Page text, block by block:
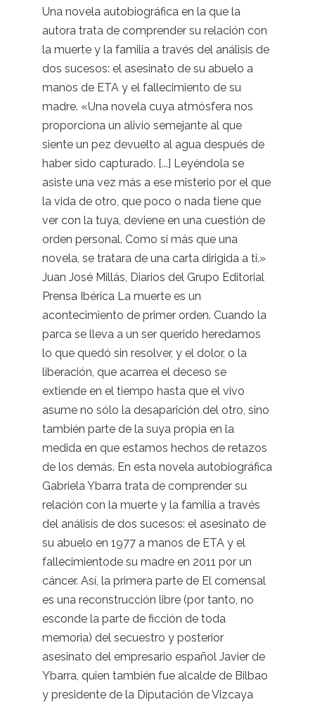
Una novela autobiográfica en la que la
autora trata de comprender su relación con
la muerte y la familia a través del análisis de
dos sucesos: el asesinato de su abuelo a
manos de ETA y el fallecimiento de su
madre. «Una novela cuya atmósfera nos
proporciona un alivio semejante al que
siente un pez devuelto al agua después de
haber sido capturado. [...] Leyéndola se
asiste una vez más a ese misterio por el que
la vida de otro, que poco o nada tiene que
ver con la tuya, deviene en una cuestión de
orden personal. Como si más que una
novela, se tratara de una carta dirigida a ti.»
Juan José Millás, Diarios del Grupo Editorial
Prensa Ibérica La muerte es un
acontecimiento de primer orden. Cuando la
parca se lleva a un ser querido heredamos
lo que quedó sin resolver, y el dolor, o la
liberación, que acarrea el deceso se
extiende en el tiempo hasta que el vivo
asume no sólo la desaparición del otro, sino
también parte de la suya propia en la
medida en que estamos hechos de retazos
de los demás. En esta novela autobiográfica
Gabriela Ybarra trata de comprender su
relación con la muerte y la familia a través
del análisis de dos sucesos: el asesinato de
su abuelo en 1977 a manos de ETA y el
fallecimientode su madre en 2011 por un
cáncer. Así, la primera parte de El comensal
es una reconstrucción libre (por tanto, no
esconde la parte de ficción de toda
memoria) del secuestro y posterior
asesinato del empresario español Javier de
Ybarra, quien también fue alcalde de Bilbao
y presidente de la Diputación de Vizcaya